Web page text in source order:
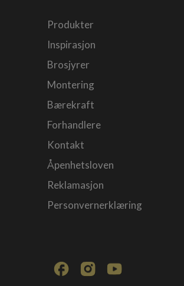
Produkter
Inspirasjon
Brosjyrer
Montering
Bærekraft
Forhandlere
Kontakt
Åpenhetsloven
Reklamasjon
Personvernerklæring